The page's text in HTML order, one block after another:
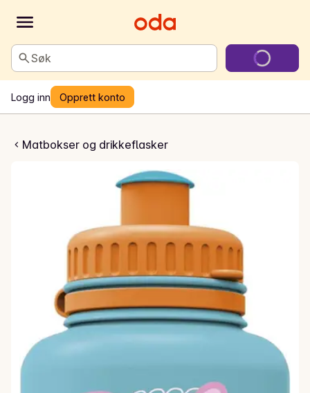
Søk
Logg inn Opprett konto
Matbokser og drikkeflasker
Peppa Pig